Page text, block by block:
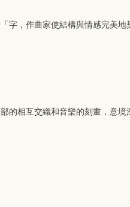
字，作曲家使結構與情感完美
相互交織和音樂的刻畫，意境